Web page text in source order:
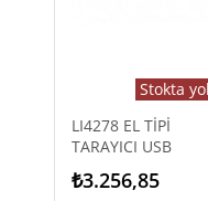
Stokta
LI4278 EL TİPİ
TARAYICI USB
₺3.256,85